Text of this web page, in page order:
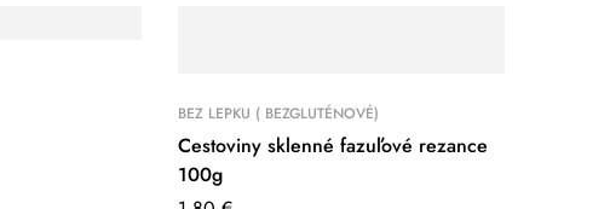
BEZ LEPKU ( BEZGLUTÉNOVÉ)
Cestoviny sklenné fazuľové rezance
100g